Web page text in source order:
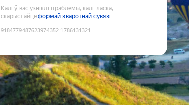
Калі ў вас узніклі праблемы, калі ласка,
скарыстайцеформай зваротнай сувязі
9184779487623974352:1786131321